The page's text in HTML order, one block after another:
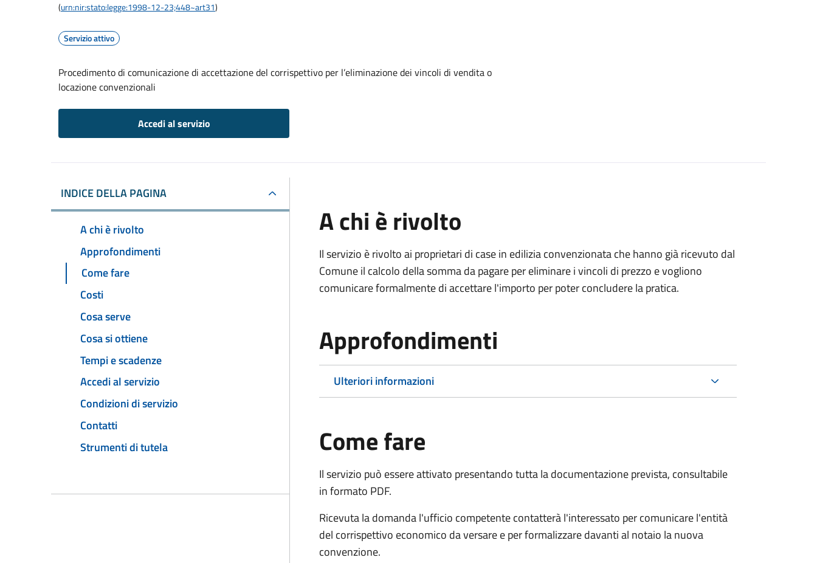
(urn:nir:stato:legge:1998-12-23;448~art31)
Servizio attivo
Procedimento di comunicazione di accettazione del corrispettivo per l’eliminazione dei vincoli di vendita o
locazione convenzionali
Accedi al servizio
INDICE DELLA PAGINA
A chi è rivolto
Approfondimenti
Come fare
Costi
Cosa serve
Cosa si ottiene
Tempi e scadenze
Accedi al servizio
Condizioni di servizio
Contatti
Strumenti di tutela
A chi è rivolto
Il servizio è rivolto ai proprietari di case in edilizia convenzionata che hanno già ricevuto dal
Comune il calcolo della somma da pagare per eliminare i vincoli di prezzo e vogliono
comunicare formalmente di accettare l'importo per poter concludere la pratica.
Approfondimenti
Ulteriori informazioni
Come fare
Il servizio può essere attivato presentando tutta la documentazione prevista, consultabile
in formato PDF.
Ricevuta la domanda l'ufficio competente contatterà l'interessato per comunicare l'entità
del corrispettivo economico da versare e per formalizzare davanti al notaio la nuova
convenzione.